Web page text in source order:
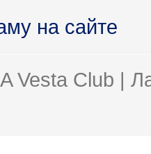
на сайте
Vesta Club |